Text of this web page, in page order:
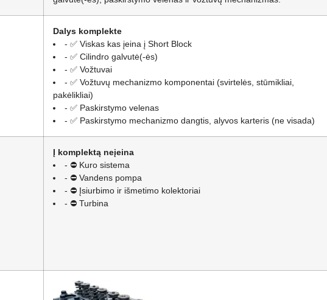
Dalys komplekte
- ✅ Viskas kas įeina į Short Block
- ✅ Cilindro galvutė(-ės)
- ✅ Vožtuvai
- ✅ Vožtuvų mechanizmo komponentai (svirtelės, stūmikliai,
pakėlikliai)
- ✅ Paskirstymo velenas
- ✅ Paskirstymo mechanizmo dangtis, alyvos karteris (ne visada)
Į komplektą neįeina
- ⛔ Kuro sistema
- ⛔ Vandens pompa
- ⛔ Įsiurbimo ir išmetimo kolektoriai
- ⛔ Turbina